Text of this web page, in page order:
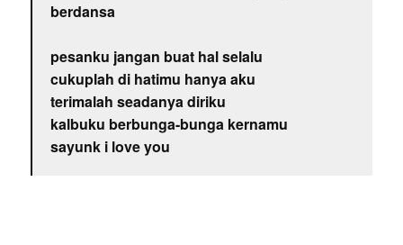
berdansa
pesanku jangan buat hal selalu
cukuplah di hatimu hanya aku
terimalah seadanya diriku
kalbuku berbunga-bunga kernamu
sayunk i love you